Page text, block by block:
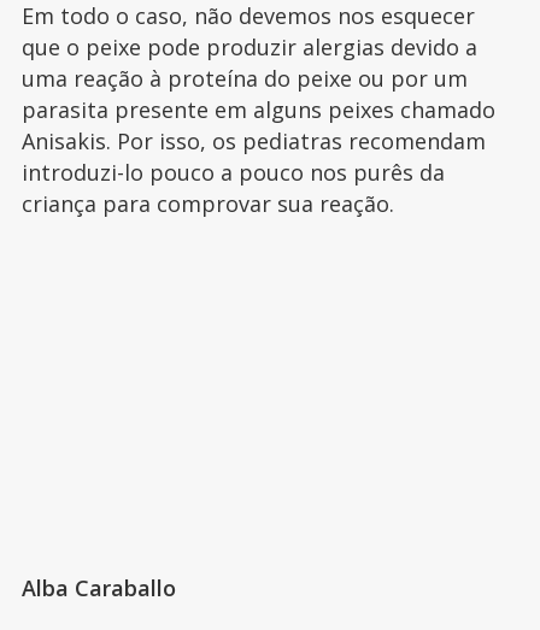
Em todo o caso, não devemos nos esquecer
que o peixe pode produzir alergias devido a
uma reação à proteína do peixe ou por um
parasita presente em alguns peixes chamado
Anisakis. Por isso, os pediatras recomendam
introduzi-lo pouco a pouco nos purês da
criança para comprovar sua reação.
Alba Caraballo